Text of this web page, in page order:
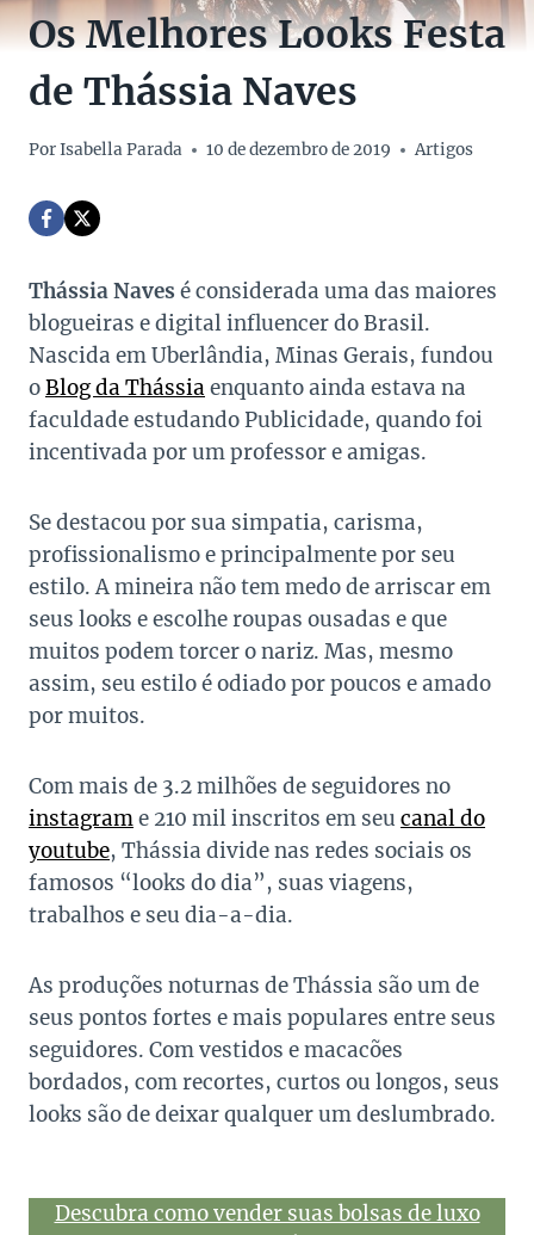
Os Melhores Looks Festa
de Thássia Naves
PorIsabella Parada 10 de dezembro de 2019 Artigos
Thássia Naves é considerada uma das maiores
blogueiras e digital influencer do Brasil.
Nascida em Uberlândia, Minas Gerais, fundou
oBlog da Thássia enquanto ainda estava na
faculdade estudando Publicidade, quando foi
incentivada por um professor e amigas.
Se destacou por sua simpatia, carisma,
profissionalismo e principalmente por seu
estilo. A mineira não tem medo de arriscar em
seus looks e escolhe roupas ousadas e que
muitos podem torcer o nariz. Mas, mesmo
assim, seu estilo é odiado por poucos e amado
por muitos.
Com mais de 3.2 milhões de seguidores no
instagrame 210 mil inscritos em seu canal do
youtube, Thássia divide nas redes sociais os
famosos “looks do dia”, suas viagens,
trabalhos e seu dia-a-dia.
As produções noturnas de Thássia são um de
seus pontos fortes e mais populares entre seus
seguidores. Com vestidos e macacões
bordados, com recortes, curtos ou longos, seus
looks são de deixar qualquer um deslumbrado.
Descubra como vender suas bolsas de luxo